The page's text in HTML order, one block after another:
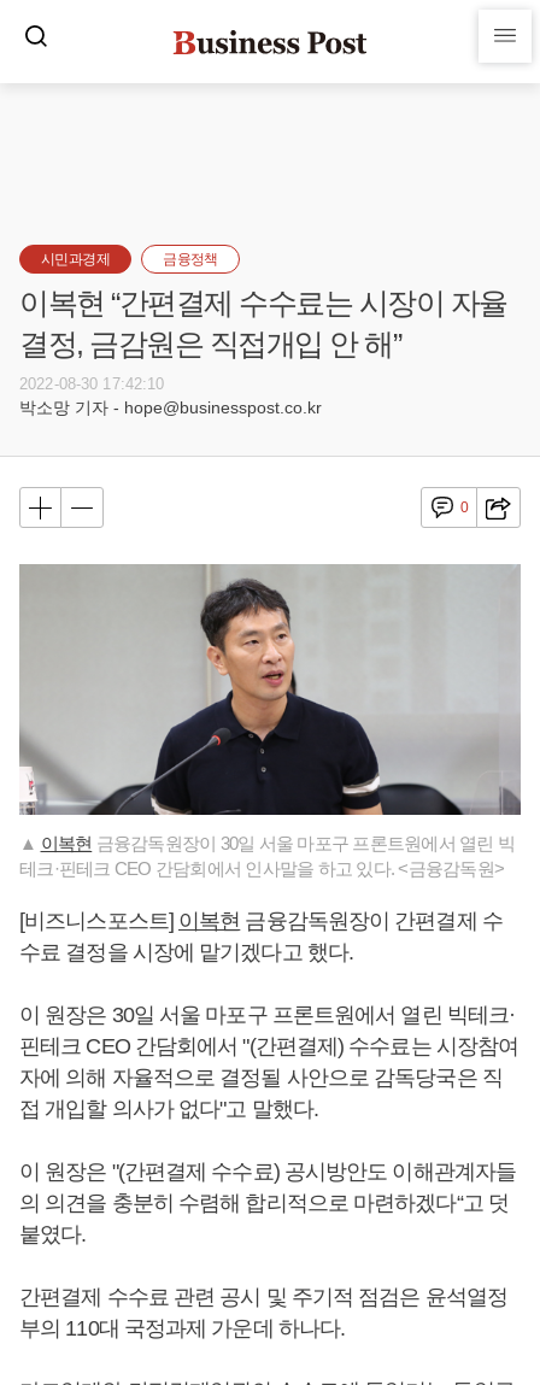
시민과경제 금융정책
이복현 “간편결제 수수료는 시장이 자율
결정, 금감원은 직접개입 안 해”
2022-08-30 17:42:10
박소망 기자 - hope@businesspost.co.kr
0
▲ 이복현 금융감독원장이 30일 서울 마포구 프론트원에서 열린 빅
테크·핀테크 CEO 간담회에서 인사말을 하고 있다. <금융감독원>
[비즈니스포스트] 이복현 금융감독원장이 간편결제 수
수료 결정을 시장에 맡기겠다고 했다.
이 원장은 30일 서울 마포구 프론트원에서 열린 빅테크·
핀테크 CEO 간담회에서 "(간편결제) 수수료는 시장참여
자에 의해 자율적으로 결정될 사안으로 감독당국은 직
접 개입할 의사가 없다"고 말했다.
이 원장은 "(간편결제 수수료) 공시방안도 이해관계자들
의 의견을 충분히 수렴해 합리적으로 마련하겠다“고 덧
붙였다.
간편결제 수수료 관련 공시 및 주기적 점검은 윤석열정
부의 110대 국정과제 가운데 하나다.